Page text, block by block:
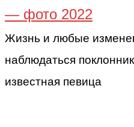
— фото 2022
Жизнь и любые
наблюдаться
известная певица